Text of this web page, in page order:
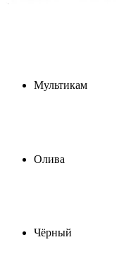
Мультикам
Олива
Чёрный